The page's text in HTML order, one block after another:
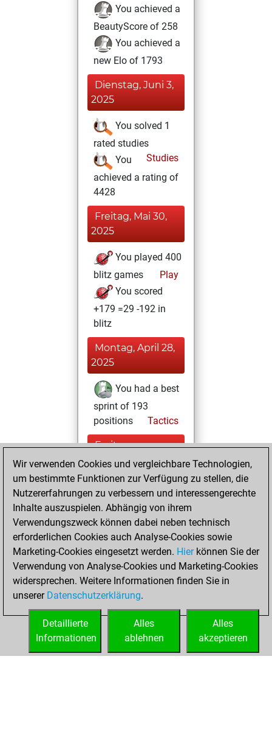
You achieved a
BeautyScore of 258
You achieved a
new Elo of 1793
Dienstag, Juni 3,
2025
You solved 1
rated studies
Studies
You
achieved a rating of
4428
Freitag, Mai 30,
2025
You played 400
blitz games
Play
You scored
+179 =29 -192 in
blitz
Montag, April 28,
2025
You had a best
sprint of 193
positions
Tactics
Freitag,
September 27,
2024
your Fritz account
Fritz
Freitag,
September 20,
2024
You created
your Studies account
Studies
Wir verwenden Cookies und vergleichbare Technologien,
um bestimmte Funktionen zur Verfügung zu stellen, die
Nutzererfahrungen zu verbessern und interessengerechte
Inhalte auszuspielen. Abhängig von ihrem
Verwendungszweck können dabei neben technisch
erforderlichen Cookies auch Analyse-Cookies sowie
Marketing-Cookies eingesetzt werden. Hierkönnen Sie der
Verwendung von Analyse-Cookies und Marketing-Cookies
widersprechen. Weitere Informationen finden Sie in
unserer Datenschutzerklärung.
Alles
akzeptieren
Alles
ablehnen
Detaillierte
Informationen